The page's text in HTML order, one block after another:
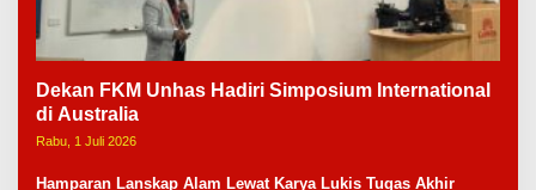
Dekan FKM Unhas Hadiri Simposium International
di Australia
Rabu, 1 Juli 2026
Hamparan Lanskap Alam Lewat Karya Lukis Tugas Akhir